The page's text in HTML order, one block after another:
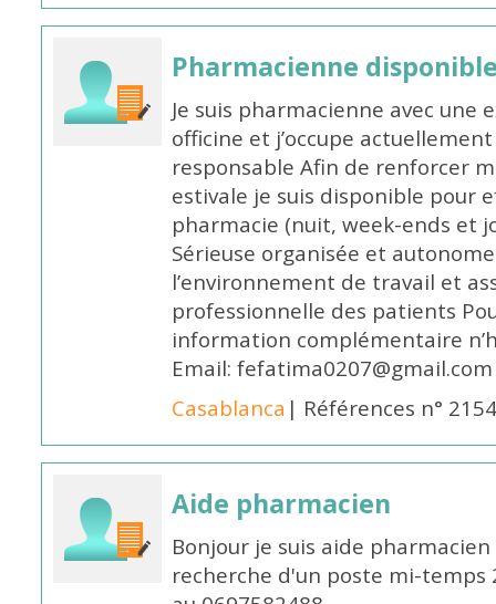
Pharmacienne
Je suis pharmacienne avec
officine et j’occupe
responsable Afin de renforcer
estivale je suis disponible pour
pharmacie (nuit, week-ends et
Sérieuse organisée et
l’environnement de travail et
professionnelle des patients
information complémentaire
Email: fefatima0207@gmail.com
Casablanca | Références n°
Aide pharmacien
Bonjour je suis aide
recherche d'un poste mi-temps